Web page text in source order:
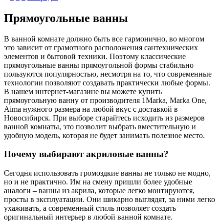
Прямоугольные ванны
В ванной комнате должно быть все гармонично, во многом
это зависит от грамотного расположения сантехнических
элементов и бытовой техники. Поэтому классические
прямоугольные ванны прямоугольной формы стабильно
пользуются популярностью, несмотря на то, что современные
технологии позволяют создавать практически любые формы.
В нашем интернет-магазине вы можете купить
прямоугольную ванну от производителя 1Marka, Marka One,
Aima нужного размера на любой вкус с доставкой в
Новосибирск. При выборе старайтесь исходить из размеров
ванной комнаты, это позволит выбрать вместительную и
удобную модель, которая не будет занимать полезное место.
Почему выбирают акриловые ванны?
Сегодня использовать громоздкие ванны не только не модно,
но и не практично. Им на смену пришли более удобные
аналоги – ванны из акрила, которые легко монтируются,
просты в эксплуатации. Они шикарно выглядят, за ними легко
ухаживать, а современный стиль позволяет создать
оригинальный интерьер в любой ванной комнате.